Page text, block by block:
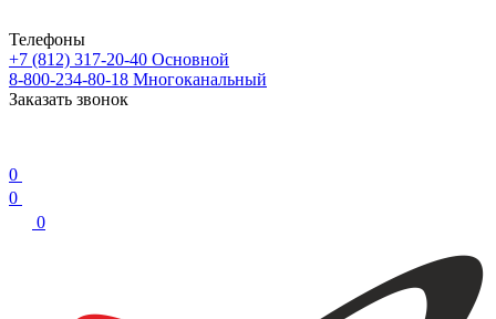
Телефоны
+7 (812) 317-20-40 Основной
8-800-234-80-18 Многоканальный
Заказать звонок
0
0
0